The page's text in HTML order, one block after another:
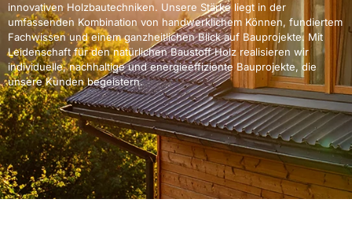
innovativen Holzbautechniken. Unsere Stärke liegt in der
umfassenden Kombination von handwerklichem Können, fundiertem
Fachwissen und einem ganzheitlichen Blick auf Bauprojekte. Mit
Leidenschaft für den natürlichen Baustoff Holz realisieren wir
individuelle, nachhaltige und energieeffiziente Bauprojekte, die
unsere Kunden begeistern.